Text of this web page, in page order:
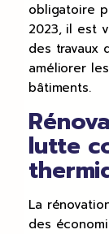
obligatoire
2023, il est
des travaux
améliorer
bâtiments.
lutte
La
des